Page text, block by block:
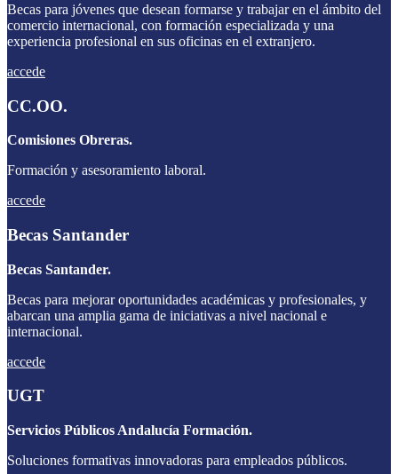
Becas para jóvenes que desean formarse y trabajar en el ámbito del
comercio internacional, con formación especializada y una
experiencia profesional en sus oficinas en el extranjero.
accede
CC.OO.
Comisiones Obreras.
Formación y asesoramiento laboral.
accede
Becas Santander
Becas Santander.
Becas para mejorar oportunidades académicas y profesionales, y
abarcan una amplia gama de iniciativas a nivel nacional e
internacional.
accede
UGT
Servicios Públicos Andalucía Formación.
Soluciones formativas innovadoras para empleados públicos.